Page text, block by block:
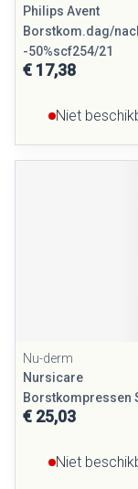
Philips Avent
Borstkom.dag/
-50%scf254/21
€ 17,38
Niet
Nu-derm
Nursicare
Borstkompressen
€ 25,03
Niet